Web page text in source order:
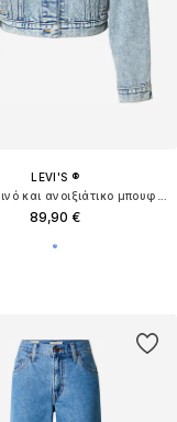
LEVI'S ®
89,90 €